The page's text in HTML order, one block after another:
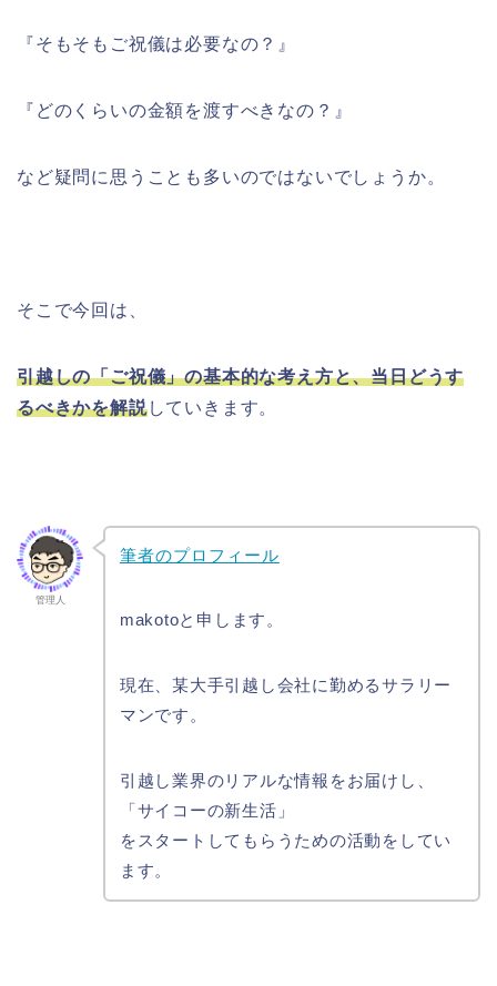
『そもそもご祝儀は必要なの？』
『どのくらいの金額を渡すべきなの？』
など疑問に思うことも多いのではないでしょうか。
そこで今回は、
引越しの「ご祝儀」の基本的な考え方と、当日どうす
るべきかを解説していきます。
管理人
筆者のプロフィール
makotoと申します。
現在、某大手引越し会社に勤めるサラリー
マンです。
引越し業界のリアルな情報をお届けし、
「サイコーの新生活」
をスタートしてもらうための活動をしてい
ます。